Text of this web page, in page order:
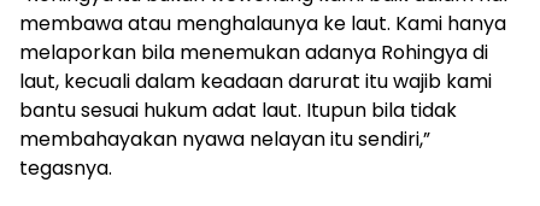
membawa atau menghalaunya ke laut. Kami hanya
melaporkan bila menemukan adanya Rohingya di
laut, kecuali dalam keadaan darurat itu wajib kami
bantu sesuai hukum adat laut. Itupun bila tidak
membahayakan nyawa nelayan itu sendiri,”
tegasnya.